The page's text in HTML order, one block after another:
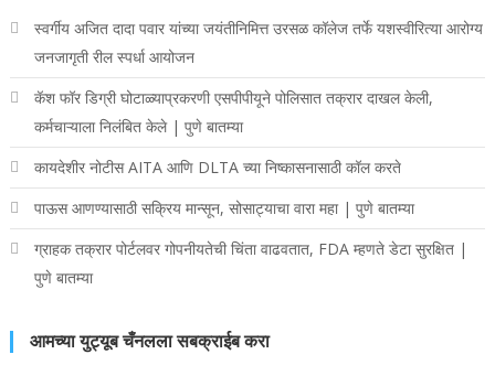
स्वर्गीय अजित दादा पवार यांच्या जयंतीनिमित्त उरसळ कॉलेज तर्फे यशस्वीरित्या आरोग्य
जनजागृती रील स्पर्धा आयोजन
कॅश फॉर डिग्री घोटाळ्याप्रकरणी एसपीपीयूने पोलिसात तक्रार दाखल केली,
कर्मचाऱ्याला निलंबित केले | पुणे बातम्या
कायदेशीर नोटीस AITA आणि DLTA च्या निष्कासनासाठी कॉल करते
पाऊस आणण्यासाठी सक्रिय मान्सून, सोसाट्याचा वारा महा | पुणे बातम्या
ग्राहक तक्रार पोर्टलवर गोपनीयतेची चिंता वाढवतात, FDA म्हणते डेटा सुरक्षित |
पुणे बातम्या
आमच्या युट्यूब चँनलला सबक्राईब करा